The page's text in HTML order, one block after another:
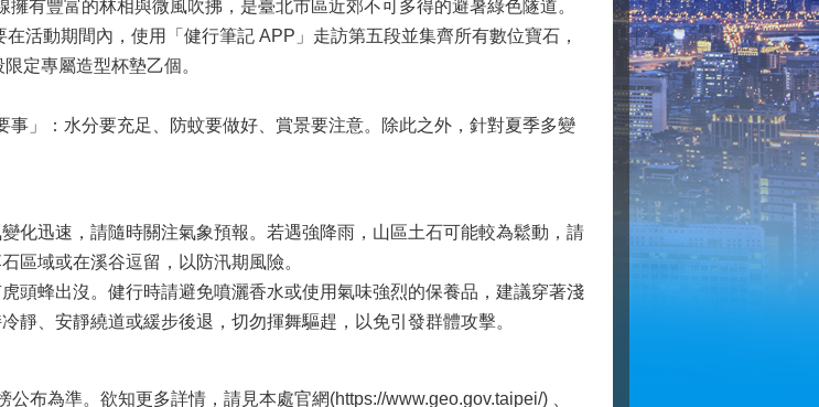
有豐富的林相與微風吹拂，是臺北市區近郊不可多得的避暑綠色隧道。
活動期間內，使用「健行筆記 APP」走訪第五段並集齊所有數位寶石，
定專屬造型杯墊乙個。
」：水分要充足、防蚊要做好、賞景要注意。除此之外，針對夏季多變
化迅速，請隨時關注氣象預報。若遇強降雨，山區土石可能較為鬆動，請
區域或在溪谷逗留，以防汛期風險。
頭蜂出沒。健行時請避免噴灑香水或使用氣味強烈的保養品，建議穿著淺
靜、安靜繞道或緩步後退，切勿揮舞驅趕，以免引發群體攻擊。
布為準。欲知更多詳情，請見本處官網(https://www.geo.gov.taipei/) 、